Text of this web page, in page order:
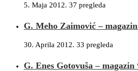
5. Maja 2012. 37 pregleda
G. Meho Zaimović –
30. Aprila 2012. 33 pregleda
G. Enes Gotovuša – magazin